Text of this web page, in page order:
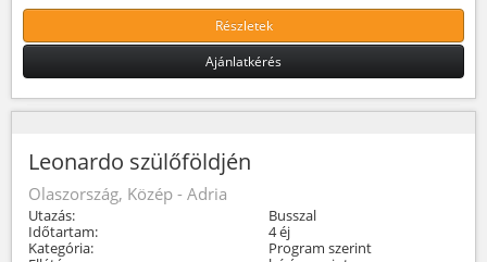
Részletek
Ajánlatkérés
Leonardo szülőföldjén
Olaszország, Közép - Adria
Utazás:
Busszal
Időtartam:
4 éj
Kategória:
Program szerint